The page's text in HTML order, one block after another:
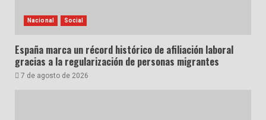
Nacional Social
España marca un récord histórico de afiliación laboral
gracias a la regularización de personas migrantes
7 de agosto de 2026